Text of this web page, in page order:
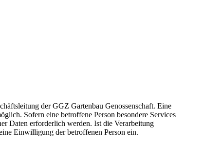
der GGZ Gartenbau Genossenschaft. Eine
Sofern eine betroffene Person besondere Services
Daten erforderlich werden. Ist die Verarbeitung
Einwilligung der betroffenen Person ein.